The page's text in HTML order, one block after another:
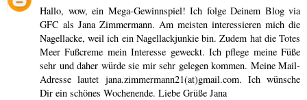
Hallo, wow, ein Mega-Gewinnspiel! Ich folge Deinem Blog via
GFC als Jana Zimmermann. Am meisten interessieren mich die
Nagellacke, weil ich ein Nagellackjunkie bin. Zudem hat die Totes
Meer Fußcreme mein Interesse geweckt. Ich pflege meine Füße
sehr und daher würde sie mir sehr gelegen kommen. Meine Mail-
Adresse lautet jana.zimmermann21(at)gmail.com. Ich wünsche
Dir ein schönes Wochenende. Liebe Grüße Jana